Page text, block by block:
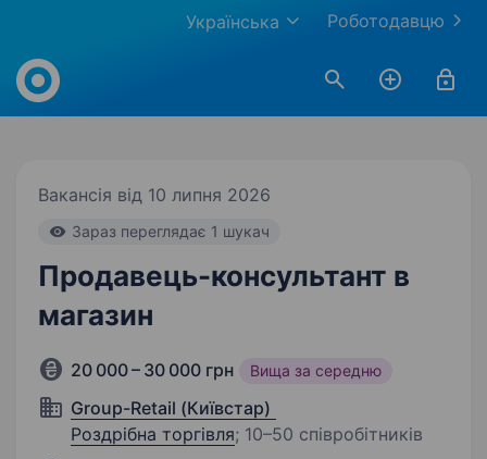
Роботодавцю
Українська
Work.ua
Вакансія від 10 липня 2026
Зараз переглядає 1 шукач
Продавець-консультант в
магазин
20 000 – 30 000 грн Вища за середню
Group-Retail (Київстар)
Роздрібна торгівля; 10–50 співробітників